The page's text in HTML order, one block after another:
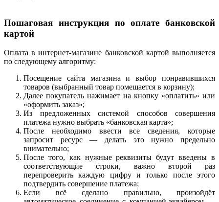
Пошаговая инструкция по оплате банковской
картой
Оплата в интернет-магазине банковской картой выполняется
по следующему алгоритму:
Посещение сайта магазина и выбор понравившихся
товаров (выбранный товар помещается в корзину);
Далее покупатель нажимает на кнопку «оплатить» или
«оформить заказ»;
Из предложенных системой способов совершения
платежа нужно выбрать «банковская карта»;
После необходимо ввести все сведения, которые
запросит ресурс — делать это нужно предельно
внимательно;
После того, как нужные реквизиты будут введены в
соответствующие строки, важно второй раз
перепроверить каждую цифру и только после этого
подтвердить совершение платежа;
Если всё сделано правильно, произойдёт